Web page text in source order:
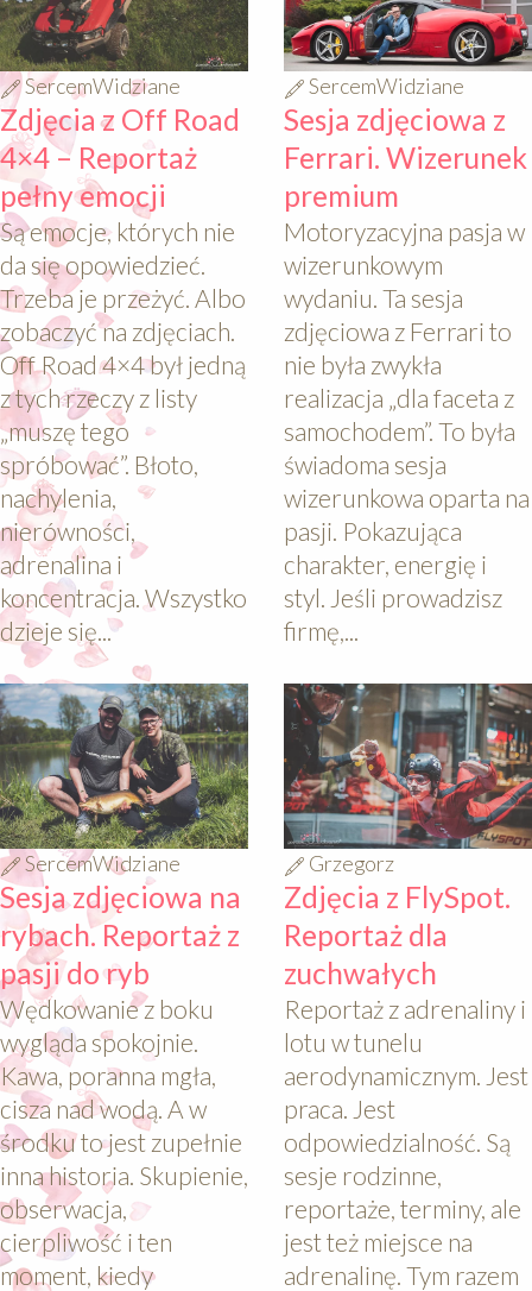
SercemWidziane
Zdjęcia z Off Road
4×4 – Reportaż
pełny emocji
Są emocje, których nie
da się opowiedzieć.
Trzeba je przeżyć. Albo
zobaczyć na zdjęciach.
Off Road 4×4 był jedną
z tych rzeczy z listy
„muszę tego
spróbować”. Błoto,
nachylenia,
nierówności,
adrenalina i
koncentracja. Wszystko
dzieje się...
SercemWidziane
Sesja zdjęciowa z
Ferrari. Wizerunek
premium
Motoryzacyjna pasja w
wizerunkowym
wydaniu. Ta sesja
zdjęciowa z Ferrari to
nie była zwykła
realizacja „dla faceta z
samochodem”. To była
świadoma sesja
wizerunkowa oparta na
pasji. Pokazująca
charakter, energię i
styl. Jeśli prowadzisz
firmę,...
640
SercemWidziane
Sesja zdjęciowa na
rybach. Reportaż z
pasji do ryb
Wędkowanie z boku
wygląda spokojnie.
Kawa, poranna mgła,
cisza nad wodą. A w
środku to jest zupełnie
inna historia. Skupienie,
obserwacja,
cierpliwość i ten
moment, kiedy
640
Grzegorz
Zdjęcia z FlySpot.
Reportaż dla
zuchwałych
Reportaż z adrenaliny i
lotu w tunelu
aerodynamicznym. Jest
praca. Jest
odpowiedzialność. Są
sesje rodzinne,
reportaże, terminy, ale
jest też miejsce na
adrenalinę. Tym razem